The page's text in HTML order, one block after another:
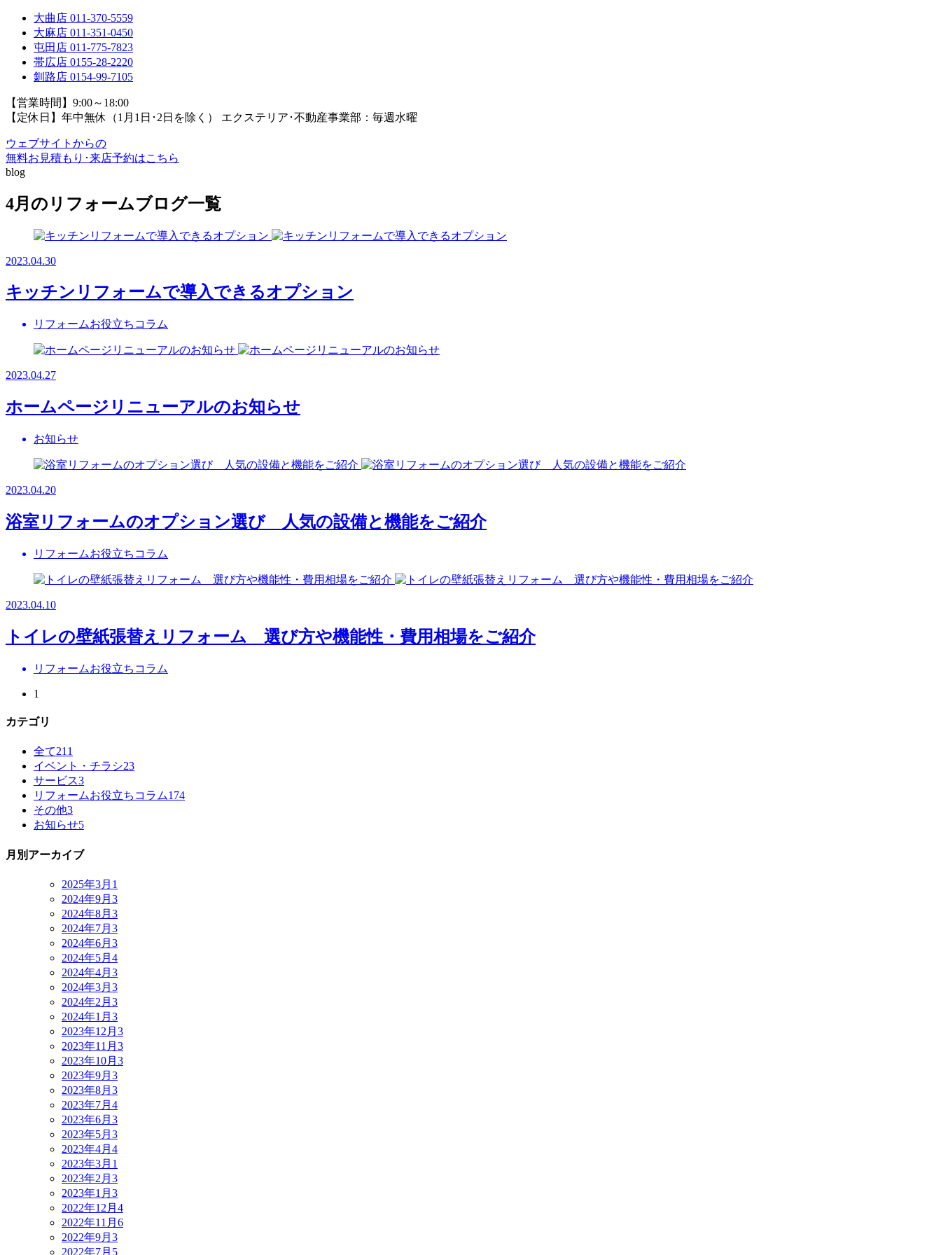
大曲店 011-370-5559
大麻店 011-351-0450
屯田店 011-775-7823
帯広店 0155-28-2220
釧路店 0154-99-7105
【営業時間】9:00～18:00
【定休日】年中無休（1月1日･2日を除く） エクステリア･不動産事業部：毎週水曜
ウェブサイトからの
無料お見積もり･来店予約はこちら
blog
4月のリフォームブログ一覧
2023.04.30
キッチンリフォームで導入できるオプション
リフォームお役立ちコラム
2023.04.27
ホームページリニューアルのお知らせ
お知らせ
2023.04.20
浴室リフォームのオプション選び 人気の設備と機能をご紹介
リフォームお役立ちコラム
2023.04.10
トイレの壁紙張替えリフォーム 選び方や機能性・費用相場をご紹介
リフォームお役立ちコラム
1
カテゴリ
全て211
イベント・チラシ23
サービス3
リフォームお役立ちコラム174
その他3
お知らせ5
月別アーカイブ
2025年3月 1
2024年9月 3
2024年8月 3
2024年7月 3
2024年6月 3
2024年5月 4
2024年4月 3
2024年3月 3
2024年2月 3
2024年1月 3
2023年12月 3
2023年11月 3
2023年10月 3
2023年9月 3
2023年8月 3
2023年7月 4
2023年6月 3
2023年5月 3
2023年4月 4
2023年3月 1
2023年2月 3
2023年1月 3
2022年12月 4
2022年11月 6
2022年9月 3
2022年7月 5